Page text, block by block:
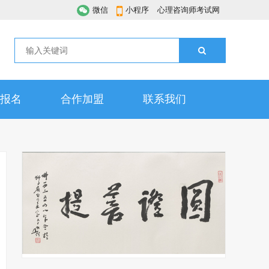
微信 小程序 心理咨询师考试网
名 合作加盟 联系我们